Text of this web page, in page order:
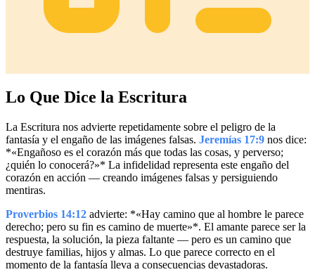
Lo Que Dice la Escritura
La Escritura nos advierte repetidamente sobre el peligro de la
fantasía y el engaño de las imágenes falsas. Jeremías 17:9 nos dice:
*«Engañoso es el corazón más que todas las cosas, y perverso;
¿quién lo conocerá?»* La infidelidad representa este engaño del
corazón en acción — creando imágenes falsas y persiguiendo
mentiras.
Proverbios 14:12 advierte: *«Hay camino que al hombre le parece
derecho; pero su fin es camino de muerte»*. El amante parece ser la
respuesta, la solución, la pieza faltante — pero es un camino que
destruye familias, hijos y almas. Lo que parece correcto en el
momento de la fantasía lleva a consecuencias devastadoras.